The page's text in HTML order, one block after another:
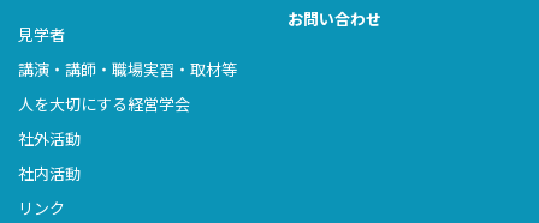
見学者
講演・講師・職場実習・取材等
人を大切にする経営学会
社外活動
社内活動
リンク
お問い合わせ